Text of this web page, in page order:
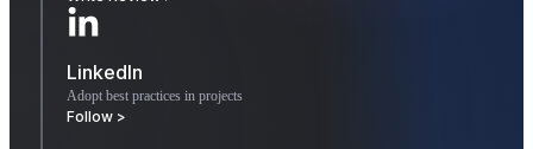
LinkedIn
Adopt best practices in projects
Follow >